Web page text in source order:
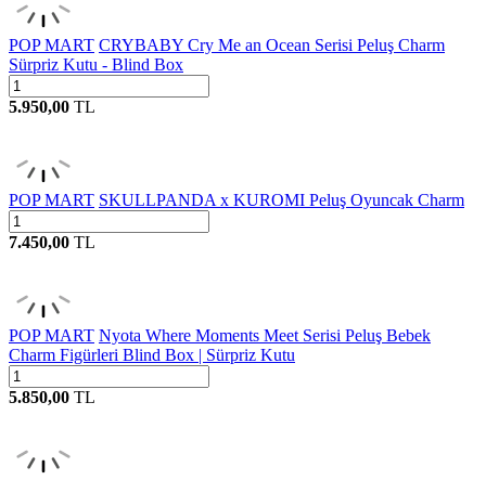
POP MART CRYBABY Cry Me an Ocean Serisi Peluş Charm
Sürpriz Kutu - Blind Box
5.950,00 TL
POP MART SKULLPANDA x KUROMI Peluş Oyuncak Charm
7.450,00 TL
POP MART Nyota Where Moments Meet Serisi Peluş Bebek
Charm Figürleri Blind Box | Sürpriz Kutu
5.850,00 TL